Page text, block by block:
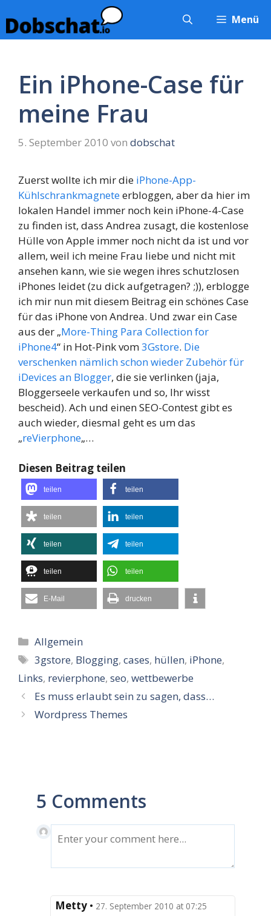
Inhalt
springen
Menü
Ein iPhone-Case für
meine Frau
5. September 2010 von dobschat
Zuerst wollte ich mir die iPhone-App-
Kühlschrankmagneteerbloggen, aber da hier im
lokalen Handel immer noch kein iPhone-4-Case
zu finden ist, dass Andrea zusagt, die kostenlose
Hülle von Apple immer noch nicht da ist und vor
allem, weil ich meine Frau liebe und nicht mit
ansehen kann, wie sie wegen ihres schutzlosen
iPhones leidet (zu dick aufgetragen? ;)), erblogge
ich mir nun mit diesem Beitrag ein schönes Case
für das iPhone von Andrea. Und zwar ein Case
aus der „More-Thing Para Collection for
iPhone4“ in Hot-Pink vom3Gstore. Die
verschenken nämlich schon wieder Zubehör für
iDevices an Blogger, die sie verlinken (jaja,
Bloggerseele verkaufen und so, Ihr wisst
bescheid). Ach und einen SEO-Contest gibt es
auch wieder, diesmal geht es um das
„reVierphone„…
Diesen Beitrag teilen
teilen teilen
teilen teilen
teilen teilen
teilen teilen
E-Mail drucken
Kategorien
Allgemein
Schlagwörter
3gstore, Blogging,cases, hüllen, iPhone,
Links, revierphone, seo, wettbewerbe
Es muss erlaubt sein zu sagen, dass…
Wordpress Themes
5 Comments
Metty • 27. September 2010 at 07:25